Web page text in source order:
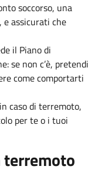
soccorso, una
assicurati che
il Piano di
se non c’è, pretendi
come comportarti
caso di terremoto,
per te o i tuoi
terremoto